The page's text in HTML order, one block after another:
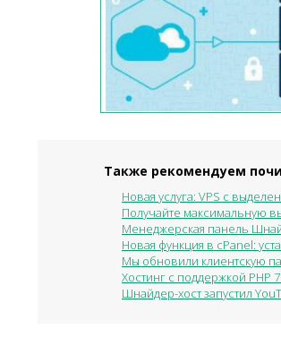
Также рекомендуем
Новая услуга: VPS с
Получайте максимальную
Менеджерская панель
Новая функция в cPanel:
Мы обновили клиентскую
Хостинг с поддержкой PHP
Шнайдер-хост запустил